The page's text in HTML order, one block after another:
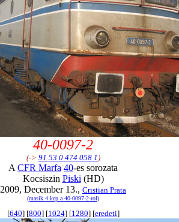
40-0097-2
(-> 91 53 0 474 058 1 )
A CFR Marfa 40-es sorozata
Kocsiszin Piski (HD)
2009, December 13., Cristian Prata
(masik 4 kep a 40-0097-2-rol)
[640] [800] [1024] [1280] [eredeti]